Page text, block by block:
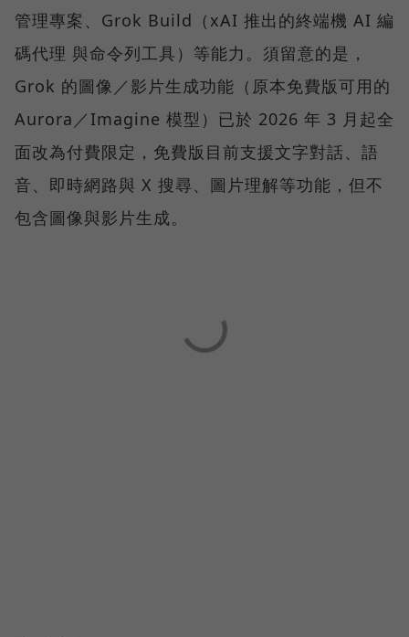
管理專案、Grok Build（xAI 推出的終端機 AI 編
碼代理 與命令列工具）等能力。須留意的是，
Grok 的圖像／影片生成功能（原本免費版可用的
Aurora／Imagine 模型）已於 2026 年 3 月起全
面改為付費限定，免費版目前支援文字對話、語
音、即時網路與 X 搜尋、圖片理解等功能，但不
包含圖像與影片生成。